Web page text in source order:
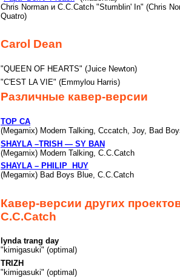
Chris Norman и C.C.Catch "Stumblin' In" (Chris
Quatro)
Carol Dean
"QUEEN OF HEARTS" (Juice Newton)
"C'EST LA VIE" (Emmylou Harris)
Различные кавер-версии
TOP CA
(Megamix) Modern Talking, Cccatch, Joy, Bad
SHAYLA –TRISH — SY BAN
(Megamix) Modern Talking, C.C.Catch
SHAYLA – PHILIP HUY
(Megamix) Bad Boys Blue, C.C.Catch
Кавер-версии других
C.C.Catch
lynda trang day
"kimigasuki" (optimal)
TRIZH
"kimigasuki" (optimal)